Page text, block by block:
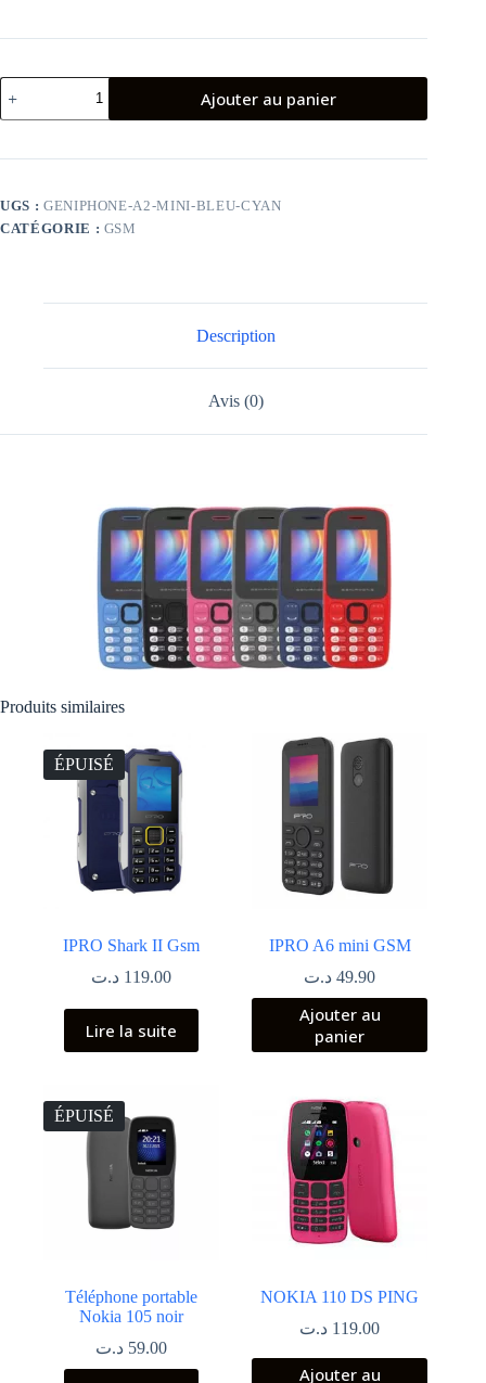
quantité
de
Téléphone
Geniphone
Bleu
Cyan
Ajouter au panier
UGS : GENIPHONE-A2-MINI-BLEU-CYAN
CATÉGORIE : GSM
Description
Avis (0)
Produits similaires
ÉPUISÉ
IPRO Shark II Gsm
119.00 د.ت
Lire la suite
IPRO A6 mini GSM
49.90 د.ت
Ajouter au
panier
ÉPUISÉ
Téléphone portable
Nokia 105 noir
59.00 د.ت
NOKIA 110 DS PING
119.00 د.ت
Ajouter au